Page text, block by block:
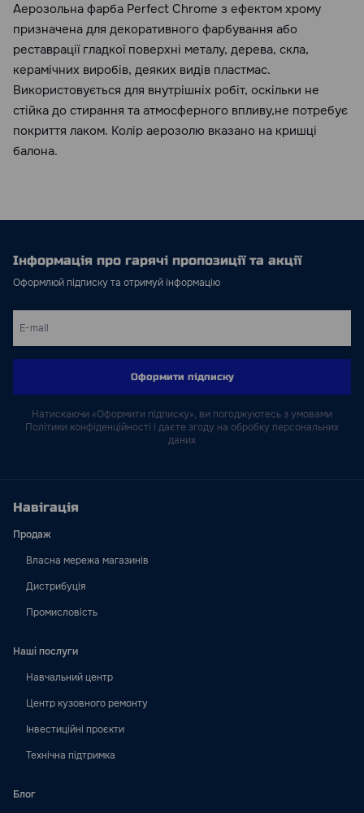
Аерозольна фарба Perfect Chrome з ефектом хрому
призначена для декоративного фарбування або
реставрації гладкої поверхні металу, дерева, скла,
керамічних виробів, деяких видів пластмас.
Використовується для внутрішніх робіт, оскільки не
стійка до стирання та атмосферного впливу,не потребує
покриття лаком. Колір аерозолю вказано на кришці
балона.
Інформація про гарячі пропозиції та акції
Оформлюй підписку та отримуй інформацію
Оформити підписку
Натискаючи «Оформити підписку», ви погоджуютесь з умовами
Політики конфіденційності і даєте згоду на обробку персональних
даних
Навігація
Продаж
Власна мережа магазинів
Дистрибуція
Промисловість
Наші послуги
Навчальний центр
Центр кузовного ремонту
Інвестиційні проєкти
Технічна підтримка
Блог